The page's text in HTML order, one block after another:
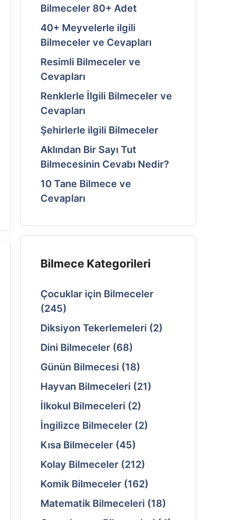
Bilmeceler 80+ Adet
40+ Meyvelerle ilgili
Bilmeceler ve Cevapları
Resimli Bilmeceler ve
Cevapları
Renklerle İlgili Bilmeceler ve
Cevapları
Şehirlerle ilgili Bilmeceler
Aklından Bir Sayı Tut
Bilmecesinin Cevabı Nedir?
10 Tane Bilmece ve
Cevapları
Bilmece Kategorileri
Çocuklar için Bilmeceler
(245)
Diksiyon Tekerlemeleri (2)
Dini Bilmeceler (68)
Günün Bilmecesi (18)
Hayvan Bilmeceleri (21)
İlkokul Bilmeceleri (2)
İngilizce Bilmeceler (2)
Kısa Bilmeceler (45)
Kolay Bilmeceler (212)
Komik Bilmeceler (162)
Matematik Bilmeceleri (18)